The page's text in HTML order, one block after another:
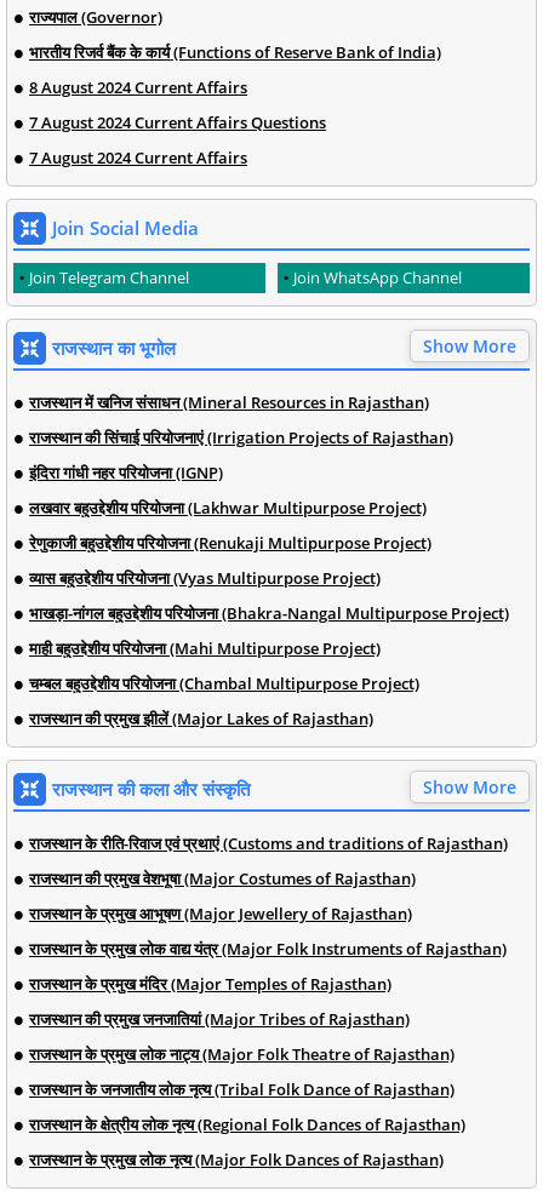
राज्यपाल (Governor)
भारतीय रिजर्व बैंक के कार्य (Functions of Reserve Bank of India)
8 August 2024 Current Affairs
7 August 2024 Current Affairs Questions
7 August 2024 Current Affairs
Join Social Media
Join Telegram Channel Join WhatsApp Channel
राजस्थान का भूगोल Show More
राजस्थान में खनिज संसाधन (Mineral Resources in Rajasthan)
राजस्थान की सिंचाई परियोजनाएं (Irrigation Projects of Rajasthan)
इंदिरा गांधी नहर परियोजना (IGNP)
लखवार बहुउद्देशीय परियोजना (Lakhwar Multipurpose Project)
रेणुकाजी बहुउद्देशीय परियोजना (Renukaji Multipurpose Project)
व्यास बहुउद्देशीय परियोजना (Vyas Multipurpose Project)
भाखड़ा-नांगल बहुउद्देशीय परियोजना (Bhakra-Nangal Multipurpose Project)
माही बहुउद्देशीय परियोजना (Mahi Multipurpose Project)
चम्बल बहुउद्देशीय परियोजना (Chambal Multipurpose Project)
राजस्थान की प्रमुख झीलें (Major Lakes of Rajasthan)
राजस्थान की कला और संस्कृति Show More
राजस्थान के रीति-रिवाज एवं प्रथाएं (Customs and traditions of Rajasthan)
राजस्थान की प्रमुख वेशभूषा (Major Costumes of Rajasthan)
राजस्थान के प्रमुख आभूषण (Major Jewellery of Rajasthan)
राजस्थान के प्रमुख लोक वाद्य यंत्र (Major Folk Instruments of Rajasthan)
राजस्थान के प्रमुख मंदिर (Major Temples of Rajasthan)
राजस्थान की प्रमुख जनजातियां (Major Tribes of Rajasthan)
राजस्थान के प्रमुख लोक नाट्य (Major Folk Theatre of Rajasthan)
राजस्थान के जनजातीय लोक नृत्य (Tribal Folk Dance of Rajasthan)
राजस्थान के क्षेत्रीय लोक नृत्य (Regional Folk Dances of Rajasthan)
राजस्थान के प्रमुख लोक नृत्य (Major Folk Dances of Rajasthan)